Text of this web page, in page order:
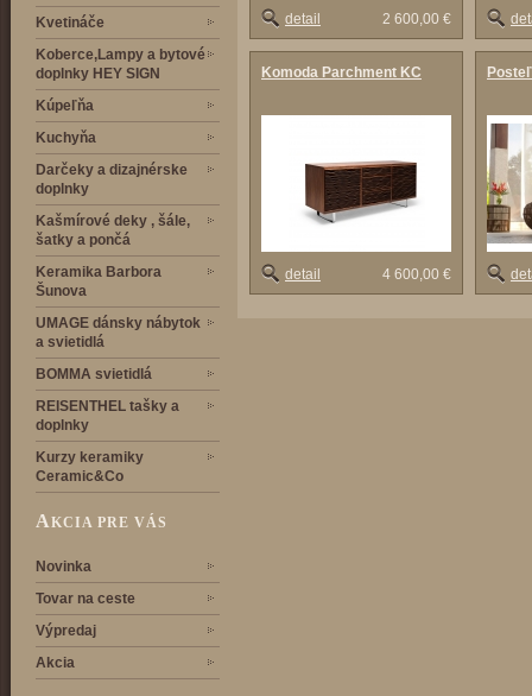
Kvetináče
Koberce,Lampy a bytové
doplnky HEY SIGN
Kúpeľňa
Kuchyňa
Darčeky a dizajnérske
doplnky
Kašmírové deky , šále,
šatky a pončá
Keramika Barbora
Šunova
UMAGE dánsky nábytok
a svietidlá
BOMMA svietidlá
REISENTHEL tašky a
doplnky
Kurzy keramiky
Ceramic&Co
AKCIA PRE VÁS
Novinka
Tovar na ceste
Výpredaj
Akcia
detail 2 600,00 €
Komoda Parchment KC
detail 4 600,00 €